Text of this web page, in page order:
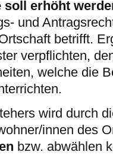
erhöht
und
betrifft.
verpflichten,
welche die
wird durch
innen des
bzw. abwählen